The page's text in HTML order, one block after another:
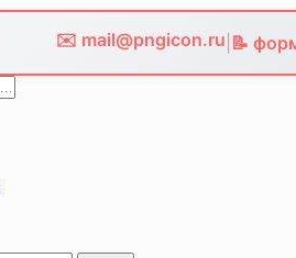
✉️ mail@pngicon.ru 📝